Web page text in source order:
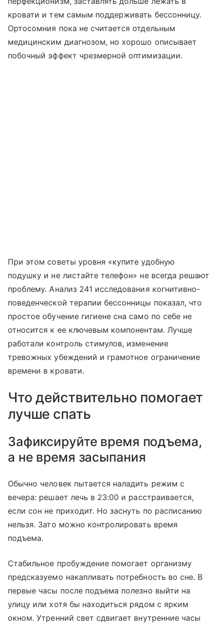
кровати и тем самым поддерживать бессонницу.
Ортосомния пока не считается отдельным
медицинским диагнозом, но хорошо описывает
побочный эффект чрезмерной оптимизации.
При этом советы уровня «купите удобную
подушку и не листайте телефон» не всегда решают
проблему. Анализ 241 исследования когнитивно-
поведенческой терапии бессонницы показал, что
простое обучение гигиене сна само по себе не
относится к ее ключевым компонентам. Лучше
работали контроль стимулов, изменение
тревожных убеждений и грамотное ограничение
времени в кровати.
Что действительно помогает
лучше спать
Зафиксируйте время подъема,
а не время засыпания
Обычно человек пытается наладить режим с
вечера: решает лечь в 23:00 и расстраивается,
если сон не приходит. Но заснуть по расписанию
нельзя. Зато можно контролировать время
подъема.
Стабильное пробуждение помогает организму
предсказуемо накапливать потребность во сне. В
первые часы после подъема полезно выйти на
улицу или хотя бы находиться рядом с ярким
окном. Утренний свет сдвигает внутренние часы